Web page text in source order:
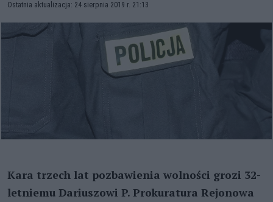
Ostatnia aktualizacja: 24 sierpnia 2019 r. 21:13
Kara trzech lat pozbawienia wolności grozi 32-
letniemu Dariuszowi P. Prokuratura Rejonowa